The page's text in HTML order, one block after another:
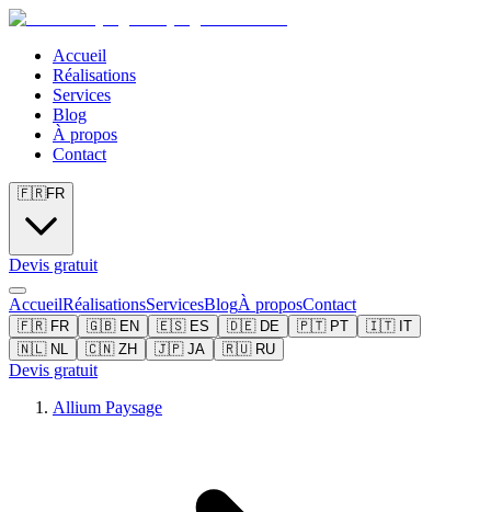
Accueil
Réalisations
Services
Blog
À propos
Contact
🇫🇷FR
Devis gratuit
AccueilRéalisationsServicesBlogÀ proposContact
🇫🇷 FR 🇬🇧 EN 🇪🇸 ES 🇩🇪 DE 🇵🇹 PT 🇮🇹 IT
🇳🇱 NL 🇨🇳 ZH 🇯🇵 JA 🇷🇺 RU
Devis gratuit
Allium Paysage